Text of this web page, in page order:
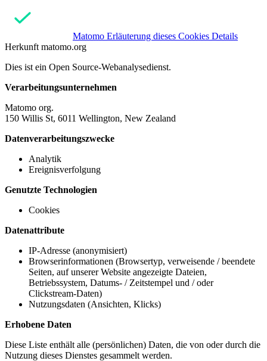
Matomo Erläuterung dieses Cookies Details
Herkunft matomo.org
Dies ist ein Open Source-Webanalysedienst.
Verarbeitungsunternehmen
Matomo org.
150 Willis St, 6011 Wellington, New Zealand
Datenverarbeitungszwecke
Analytik
Ereignisverfolgung
Genutzte Technologien
Cookies
Datenattribute
IP-Adresse (anonymisiert)
Browserinformationen (Browsertyp, verweisende / beendete
Seiten, auf unserer Website angezeigte Dateien,
Betriebssystem, Datums- / Zeitstempel und / oder
Clickstream-Daten)
Nutzungsdaten (Ansichten, Klicks)
Erhobene Daten
Diese Liste enthält alle (persönlichen) Daten, die von oder durch die
Nutzung dieses Dienstes gesammelt werden.